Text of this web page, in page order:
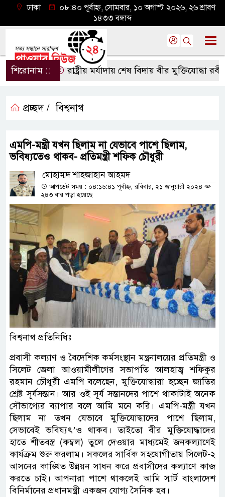
ঢাকা
০৮:৪০ পূর্বাহ্ন, সোমবার, ১০ অগাস্ট ২০২৬, ২৬ শ্রাবণ
১৪৩৩ বঙ্গাব্দ
শিরোনাম :: রাষ্ট্রীয় মর্যাদায় শেষ বিদায় বীর মুক্তিযোদ্ধা রবীন্দ্র
প্রচ্ছদ / বিশ্বনাথ
এমপি-মন্ত্রী যখন ছিলাম না যেভাবে পাশে ছিলাম,
ভবিষ্যতেও থাকব- প্রতিমন্ত্রী শফিক চৌধুরী
মোহাম্মদ শাহজাহান আহমদ
আপডেট সময় : ০৪:১৬:৪১ পূর্বাহ্ন, রবিবার, ২১ জানুয়ারী ২০২৪
২৪৩ বার পড়া হয়েছে
বিশ্বনাথ প্রতিনিধিঃ
প্রবাসী কল্যাণ ও বৈদেশিক কর্মসংস্থান মন্ত্রনালয়ের প্রতিমন্ত্রী ও
সিলেট জেলা আওয়ামীলীগের সভাপতি আলহাজ্ব শফিকুর
রহমান চৌধুরী এমপি বলেছেন, মুক্তিযোদ্ধারা হচ্ছেন জাতির
শ্রেষ্ট সূর্যসন্তান। আর ওই সূর্য সন্তানদের পাশে থাকাটাই অনেক
সৌভাগ্যের ব্যাপার বলে আমি মনে করি। এমপি-মন্ত্রী যখন
ছিলাম না তখন যেভাবে মুক্তিযোদ্ধাদের পাশে ছিলাম,
সেভাবেই ভবিষ্যৎ’ও থাকব। তাইতো বীর মুক্তিযোদ্ধাদের
হাতে শীতবস্ত্র (কম্বল) তুলে দেওয়ার মাধ্যমেই জনকল্যাণেই
কার্যক্রম শুরু করলাম। সকলের সার্বিক সহযোগীতায় সিলেট-২
আসনের কাঙ্খিত উন্নয়ন সাধন করে প্রবাসীদের কল্যাণে কাজ
করতে চাই। আপনারা পাশে থাকলেই আমি স্মার্ট বাংলাদেশ
বিনির্মানের প্রধানমন্ত্রী একজন যোগ্য সৈনিক হব।